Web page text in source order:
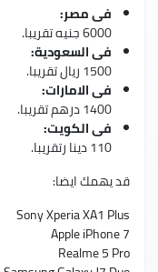
فى مصر:
6000 جنيه تقريبا.
فى السعودية:
1500 ريال تقريبا.
فى الامارات:
1400 درهم تقريبا.
فى الكويت:
110 دينا رتقريبا.
قد يهمك ايضا:
Sony Xperia XA1 Plus
Apple iPhone 7
Realme 5 Pro